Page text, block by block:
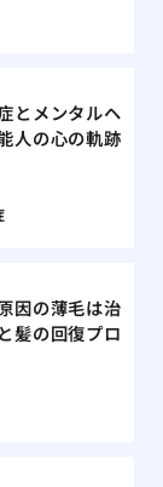
とメンタルヘ
人の心の軌跡
因の薄毛は治
髪の回復プロ